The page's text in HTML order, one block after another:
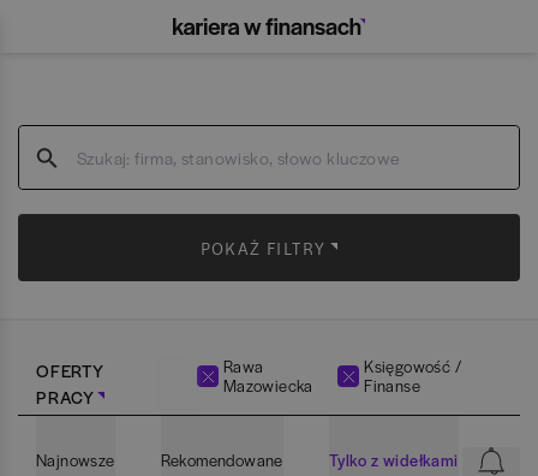
POKAŻ FILTRY
OFERTY
PRACY
Rawa
Mazowiecka
Księgowość /
Finanse
Najnowsze Rekomendowane Tylko z widełkami